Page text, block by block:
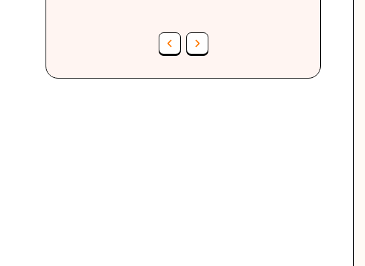
فرمول حجم اشکال هندسی در ریاضیات
برنامه‌ ریزی درسی هفتم